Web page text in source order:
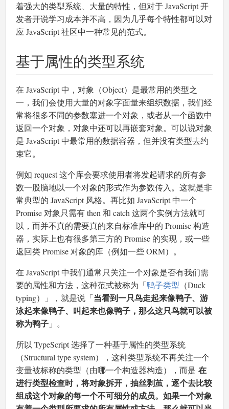
着强大的类型系统、大量的特性，但对于 JavaScript 开
发者开说学习成本并不高，因为几乎每个特性都可以对
应 JavaScript 社区中一种常见的范式。
基于属性的类型系统
在 JavaScript 中，对象（Object）是最常用的类型之
一，我们会使用大量的对象字面量来组织数据，我们经
常将很多不同的参数塞进一个对象，或者从一个函数中
返回一个对象，对象中还可以再嵌套对象。可以说对象
是 JavaScript 中最常用的数据容器，但并没有类型去约
束它。
例如 request 这个库会要求使用者将发起请求的所有参
数一股脑地以一个对象的形式作为参数传入。这就是非
常典型的 JavaScript 风格。再比如 JavaScript 中一个
Promise 对象只需有 then 和 catch 这两个实例方法就可
以，而并不真的需要真的来自标准库中的 Promise 构造
器，实际上也有很多第三方的 Promise 的实现，或一些
返回类 Promise 对象的库（例如一些 ORM）。
在 JavaScript 中我们通常只关注一个对象是否有我们需
要的属性和方法，这种范式被称为「鸭子类型 （Duck
typing）」，就是说「当看到一只鸟走起来像鸭子、游
泳起来像鸭子、叫起来也像鸭子，那么这只鸟就可以被
称为鸭子 」。
所以 TypeScript 选择了一种基于属性的类型系统
（Structural type system），这种类型系统不再关注一个
变量被标称的类型（由哪一个构造器构造），而是 在
进行类型检查时，将对象拆开，抽丝剥茧，逐个去比较
组成这个对象的每一个不可细分的成员。如果一个对象